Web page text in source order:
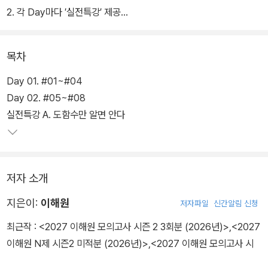
2. 각 Day마다 ′실전특강′ 제공
목차
Day 01. #01~#04
Day 02. #05~#08
실전특강 A. 도함수만 알면 안다
저자 소개
지은이: 이해원 저자파일 신간알림 신청
최근작 : <2027 이해원 모의고사 시즌 2 3회분 (2026년)>,<2027
이해원 N제 시즌2 미적분 (2026년)>,<2027 이해원 모의고사 시